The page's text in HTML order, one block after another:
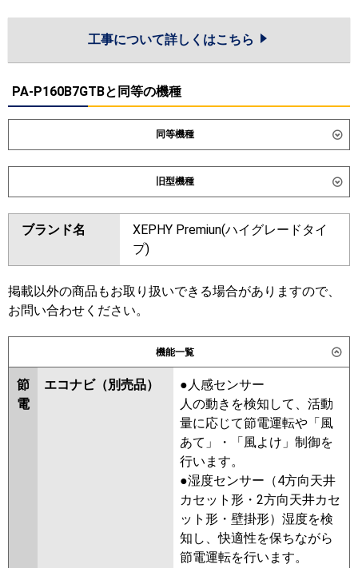
工事について詳しくはこちら
PA-P160B7GTBと同等の機種
同等機種
ダイキン SSRV160DM
東芝
三菱電機 PSZT-ZRMP160K6
日立 RPV-GP160RGHG6
三菱重工
旧型機種
ダイキン SSRV160CM SSRV160BYM
SSRV160BJM SSRV160BFM
SSRV160BCM
東芝
三菱電機 PSZT-ZRMP160K5
ZRMP160K4 PSZT-ZRMP160K3
PSZT-ZRMP160K2
ZRMP160KZ
PSZT-ZRMP160KV
ZRMP160KR
RPV-GP160RGHG5 RPV-
GP160RGHG4 RPV-GP160RGHG3
RPV-GP160RGHG2 RPV-
AP160GHG6-kobe
RPV-
AP160GHG6 RPV-GP160RGHG1
ブランド名
XEPHY Premiun(ハイグレードタイ
プ)
掲載以外の商品もお取り扱いできる場合がありますので、
お問い合わせください。
機能一覧
節
電
エコナビ（別売品）
●人感センサー
人の動きを検知して、活動
量に応じて節電運転や「風
あて」・「風よけ」制御を
行います。
●湿度センサー（4方向天井
カセット形・2方向天井カセ
ット形・壁掛形）湿度を検
知し、快適性を保ちながら
節電運転を行います。